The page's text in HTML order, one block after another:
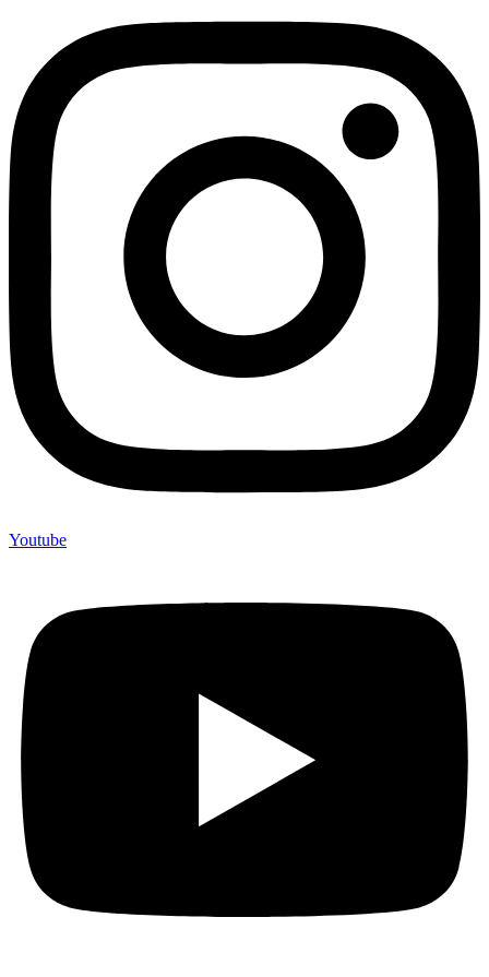
Youtube